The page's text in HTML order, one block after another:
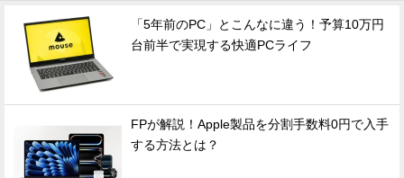
「5年前のPC」とこんなに違う！予算10万円
台前半で実現する快適PCライフ
FPが解説！Apple製品を分割手数料0円で入手
する方法とは？